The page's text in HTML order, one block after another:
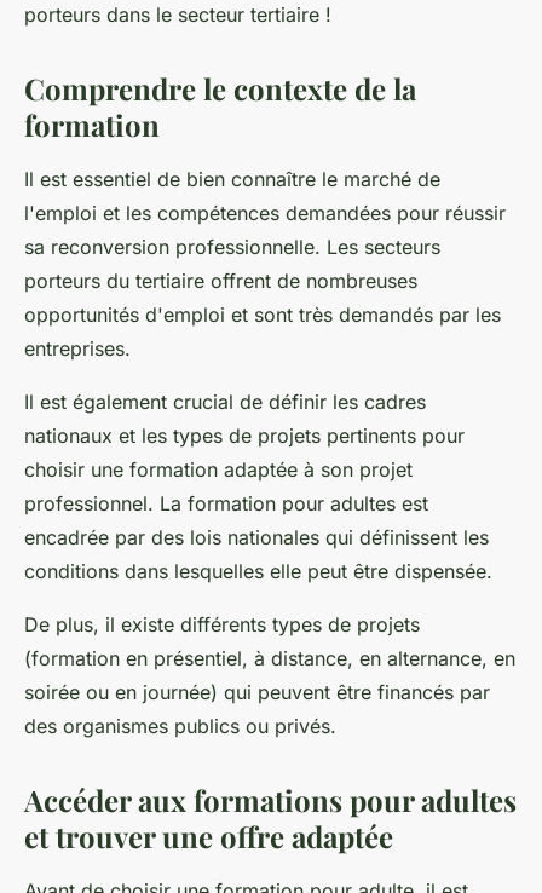
porteurs dans le secteur tertiaire !
Comprendre le contexte de la
formation
Il est essentiel de bien connaître le marché de
l'emploi et les compétences demandées pour réussir
sa reconversion professionnelle. Les secteurs
porteurs du tertiaire offrent de nombreuses
opportunités d'emploi et sont très demandés par les
entreprises.
Il est également crucial de définir les cadres
nationaux et les types de projets pertinents pour
choisir une formation adaptée à son projet
professionnel. La formation pour adultes est
encadrée par des lois nationales qui définissent les
conditions dans lesquelles elle peut être dispensée.
De plus, il existe différents types de projets
(formation en présentiel, à distance, en alternance, en
soirée ou en journée) qui peuvent être financés par
des organismes publics ou privés.
Accéder aux formations pour adultes
et trouver une offre adaptée